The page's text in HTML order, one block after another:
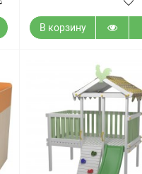
В корзину